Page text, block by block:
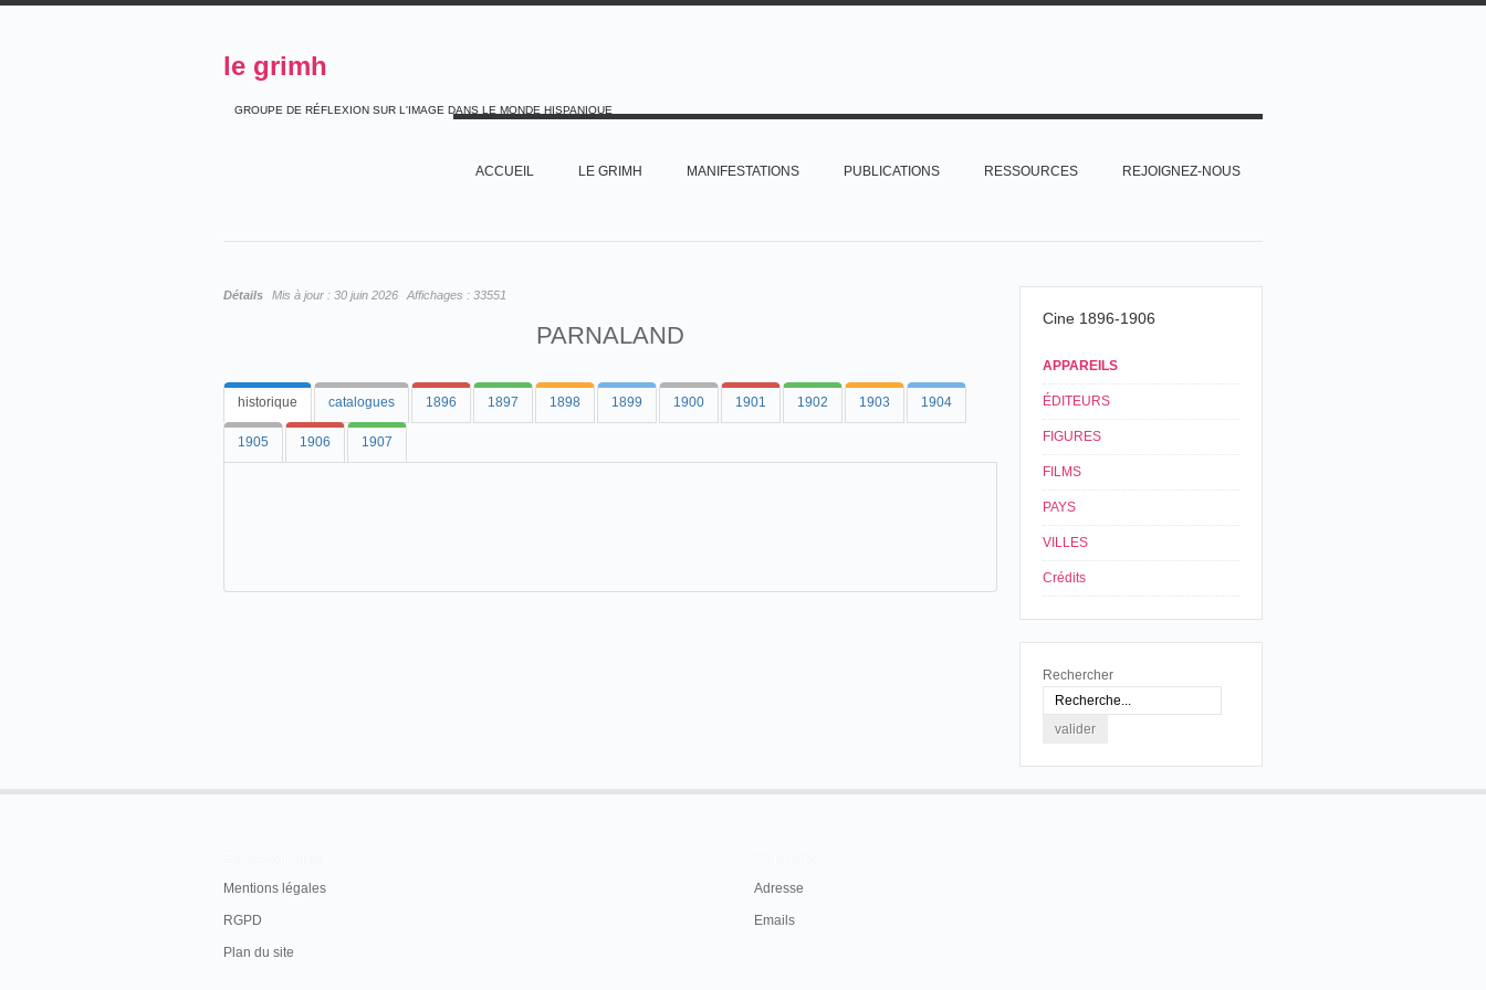
le grimh
GROUPE DE RÉFLEXION SUR L'IMAGE DANS LE MONDE HISPANIQUE
ACCUEIL LE GRIMH MANIFESTATIONS PUBLICATIONS RESSOURCES REJOIGNEZ-NOUS
Détails Mis à jour : 30 juin 2026 Affichages : 33551
PARNALAND
historique catalogues 1896 1897 1898 1899 1900 1901 1902 1903 1904
1905 1906 1907
Cine 1896-1906
APPAREILS
ÉDITEURS
FIGURES
FILMS
PAYS
VILLES
Crédits
Rechercher
Mentions légales
RGPD
Plan du site
Adresse
Emails